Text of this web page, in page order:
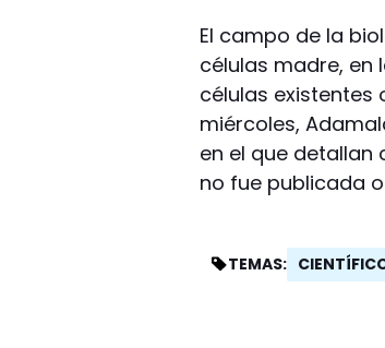
El campo de la
células madre, en
células existentes
miércoles,
en el que detallan
no fue publicada
TEMAS: